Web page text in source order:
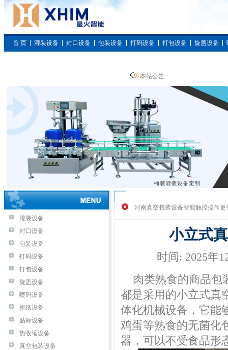
首 页 灌装设备 封口设备 包装设备 打码设备 打包设备 旋盖设备
本站公告:
灌装设备
封口设备
包装设备
打码设备
打包设备
旋盖设备
喷码设备
折纸设备
贴标设备
热收缩设备
真空包装设备
河南真空包装设备智能触控操作更
小立式
时间: 2025年
肉类熟食的商品包
都是采用的小立式真
体化机械设备，它能
鸡蛋等熟食的无菌化
器，可以不受食品形